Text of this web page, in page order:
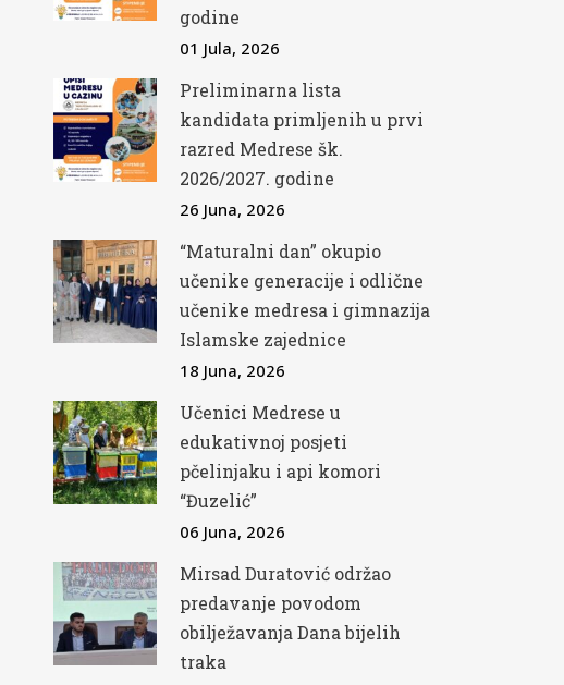
godine
01 Jula, 2026
Preliminarna lista
kandidata primljenih u prvi
razred Medrese šk.
2026/2027. godine
26 Juna, 2026
“Maturalni dan” okupio
učenike generacije i odlične
učenike medresa i gimnazija
Islamske zajednice
18 Juna, 2026
Učenici Medrese u
edukativnoj posjeti
pčelinjaku i api komori
“Đuzelić”
06 Juna, 2026
Mirsad Duratović održao
predavanje povodom
obilježavanja Dana bijelih
traka